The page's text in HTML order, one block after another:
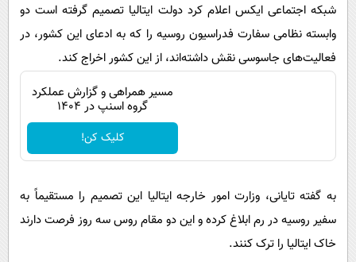
حیات وحش
سیاست خارجی
شبکه اجتماعی ایکس اعلام کرد دولت ایتالیا تصمیم گرفته است دو
وابسته نظامی سفارت فدراسیون روسیه را که به ادعای این کشور، در
فعالیت‌های جاسوسی نقش داشته‌اند، از این کشور اخراج کند.
مسیر همراهی و گزارش عملکرد
گروه اسنپ در ۱۴۰۴
کلیک کن!
به گفته تایانی، وزارت امور خارجه ایتالیا این تصمیم را مستقیماً به
سفیر روسیه در رم ابلاغ کرده و این دو مقام روس سه روز فرصت دارند
خاک ایتالیا را ترک کنند.